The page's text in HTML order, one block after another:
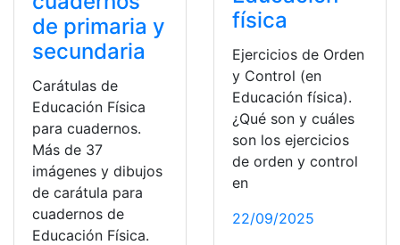
de primaria y
secundaria
Carátulas de
Educación Física
para cuadernos.
Más de 37
imágenes y dibujos
de carátula para
cuadernos de
Educación Física.
física
Ejercicios de Orden
y Control (en
Educación física).
¿Qué son y cuáles
son los ejercicios
de orden y control
en
22/09/2025